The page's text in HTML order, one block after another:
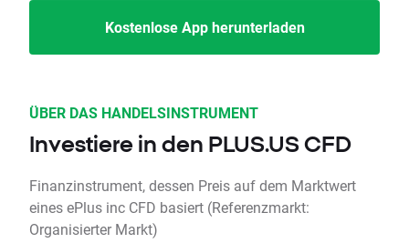
Kostenlose App herunterladen
ÜBER DAS HANDELSINSTRUMENT
Investiere in den PLUS.US CFD
Finanzinstrument, dessen Preis auf dem Marktwert
eines ePlus inc CFD basiert (Referenzmarkt:
Organisierter Markt)